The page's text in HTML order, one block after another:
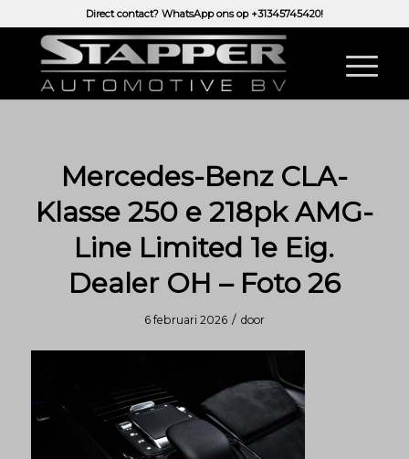
Direct contact? WhatsApp ons op +31345745420!
Mercedes-Benz CLA-
Klasse 250 e 218pk AMG-
Line Limited 1e Eig.
Dealer OH – Foto 26
6 februari 2026 / door